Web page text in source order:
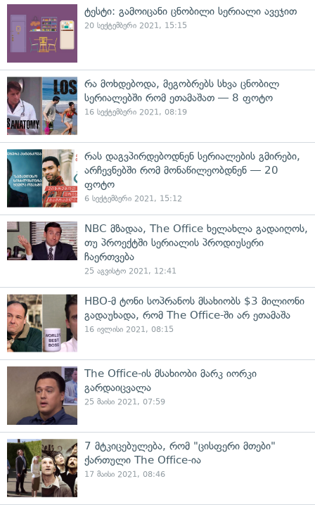
ტესტი: გამოიცანი ცნობილი სერიალი ავეჯით
20 სექტემბერი 2021, 15:15
რა მოხდებოდა, მეგობრებს სხვა ცნობილ
სერიალებში რომ ეთამაშათ — 8 ფოტო
16 სექტემბერი 2021, 08:19
რას დაგვპირდებოდნენ სერიალების გმირები,
არჩევნებში რომ მონაწილეობდნენ — 20
ფოტო
6 სექტემბერი 2021, 15:12
NBC მზადაა, The Office ხელახლა გადაიღოს,
თუ პროექტში სერიალის პროდიუსერი
ჩაერთვება
25 აგვისტო 2021, 12:41
HBO-მ ტონი სოპრანოს მსახიობს $3 მილიონი
გადაუხადა, რომ The Office-ში არ ეთამაშა
16 ივლისი 2021, 08:15
The Office-ის მსახიობი მარკ იორკი
გარდაიცვალა
25 მაისი 2021, 07:59
7 მტკიცებულება, რომ "ცისფერი მთები"
ქართული The Office-ია
17 მაისი 2021, 08:46